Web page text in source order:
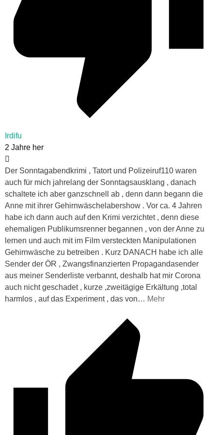
Irdifu
2 Jahre her
Der Sonntagabendkrimi , Tatort und Polizeiruf110 waren
auch für mich jahrelang der Sonntagsausklang , danach
schaltete ich aber ganzschnell ab , denn dann begann die
Anne mit ihrer Gehirnwäschelabershow . Vor ca. 4 Jahren
habe ich dann auch auf den Krimi verzichtet , denn diese
ehemaligen Publikumsrenner begannen , von der Anne zu
lernen und auch mit im Film versteckten Manipulationen
Gehirnwäsche zu betreiben . Kurz DANACH habe ich alle
Sender der ÖR , Zwangsfinanzierten Propagandasender
aus meiner Senderliste verbannt, deshalb hat mir Corona
auch nicht geschadet , kurze ,zweitägige Erkältung ,total
harmlos , auf das Experiment , das von… Mehr